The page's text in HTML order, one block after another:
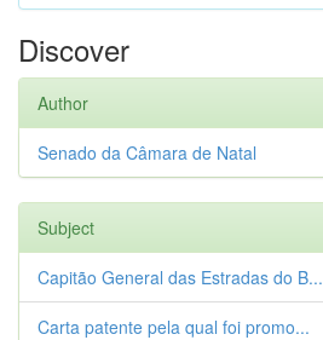
Discover
Author
Senado da Câmara de Natal
Subject
Capitão General das Estradas do B...
Carta patente pela qual foi promo...